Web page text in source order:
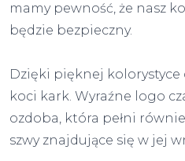
mamy pewność, że nasz
będzie bezpieczny.
Dzięki pięknej
koci kark. Wyraźne logo
ozdoba, która pełni
szwy znajdujące się w jej